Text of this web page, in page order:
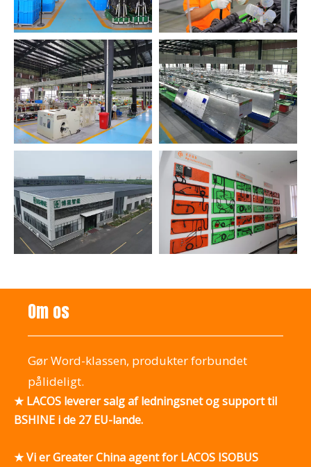
Om os
Gør Word-klassen, produkter forbundet
pålideligt.
★ LACOS leverer salg af ledningsnet og support til
BSHINE i de 27 EU-lande.
★ Vi er Greater China agent for LACOS ISOBUS